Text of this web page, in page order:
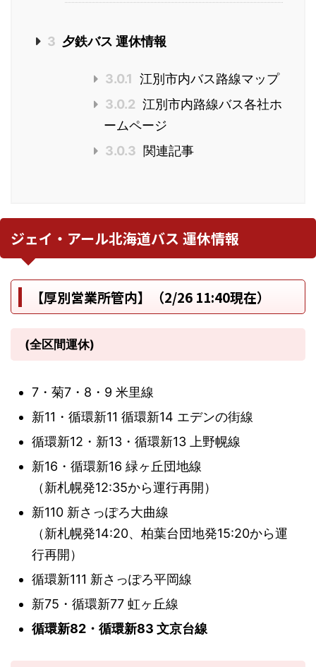
3 夕鉄バス 運休情報
3.0.1 江別市内バス路線マップ
3.0.2 江別市内路線バス各社ホ
ームページ
3.0.3
関連記事
ジェイ・アール北海道バス 運休情報
【厚別営業所管内】（2/26 11:40現在）
(全区間運休)
7・菊7・8・9 米里線
新11・循環新11 循環新14 エデンの街線
循環新12・新13・循環新13 上野幌線
新16・循環新16 緑ヶ丘団地線
（新札幌発12:35から運行再開）
新110 新さっぽろ大曲線
（新札幌発14:20、柏葉台団地発15:20から運
行再開）
循環新111 新さっぽろ平岡線
新75・循環新77 虹ヶ丘線
循環新82・循環新83 文京台線